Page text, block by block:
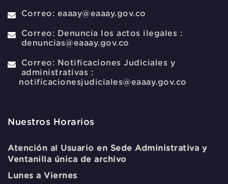
Correo: eaaay@eaaay.gov.co
Correo: Denuncia los actos ilegales :
denuncias@eaaay.gov.co
Correo: Notificaciones Judiciales y
administrativas :
notificacionesjudiciales@eaaay.gov.co
Nuestros Horarios
Atención al Usuario en Sede Administrativa y
Ventanilla única de archivo
Lunes a Viernes